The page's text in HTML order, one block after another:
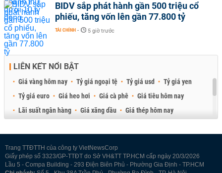
BIDV sắp phát hành gần 500 triệu cổ
phiếu, tăng vốn lên gần 77.800 tỷ
TÀI CHÍNH - 5 giờ trước
LIÊN KẾT NỔI BẬT
Giá vàng hôm nay Tỷ giá ngoại tệ Tỷ giá usd
Tỷ giá yen
Tỷ giá euro
Giá heo hơi Giá cà phê
Giá tiêu hôm nay
Lãi suất ngân hàng
Giá xăng dầu
Giá thép hôm nay
Trang TTĐTTH của công ty VietNewsCorp
Giấy phép số 3323/GP-TTĐT do Sở VH&TT TP.HCM cấp ngày 20/3/2026
Lầu 5 - Compa Building - 293 Điện Biên Phủ - Phường Gia Định - TP.HCM